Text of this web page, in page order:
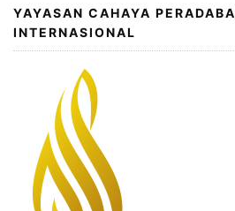
YAYASAN CAHAYA
INTERNASIONAL